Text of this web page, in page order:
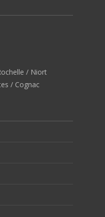
/ Niort
/ Cognac